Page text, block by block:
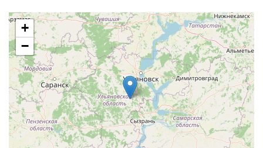
+
−